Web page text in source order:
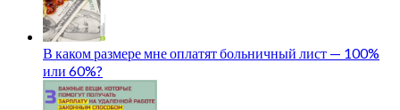
В каком размере мне оплатят больничный лист — 100%
или 60%?